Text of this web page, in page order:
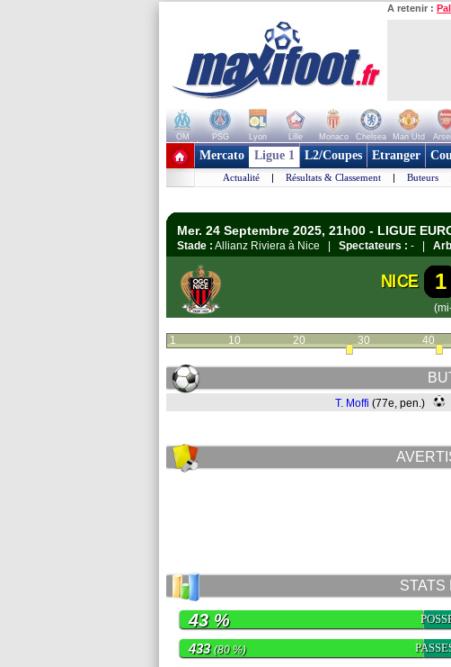
A retenir :
OM PSG Lyon Lille Monaco Chelsea Man Utd
+ de clubs
Mercato Ligue 1 L2/Coupes Etranger
Actualité | Résultats & Classement | Buteurs
Mer. 24 Septembre 2025, 21h00 - LIGUE
Stade : Allianz Riviera à Nice | Spectateurs : - |
NICE 1
1 10 20 30 40
T. Moffi (77e, pen.)
STATS
43 %
433(80 %)